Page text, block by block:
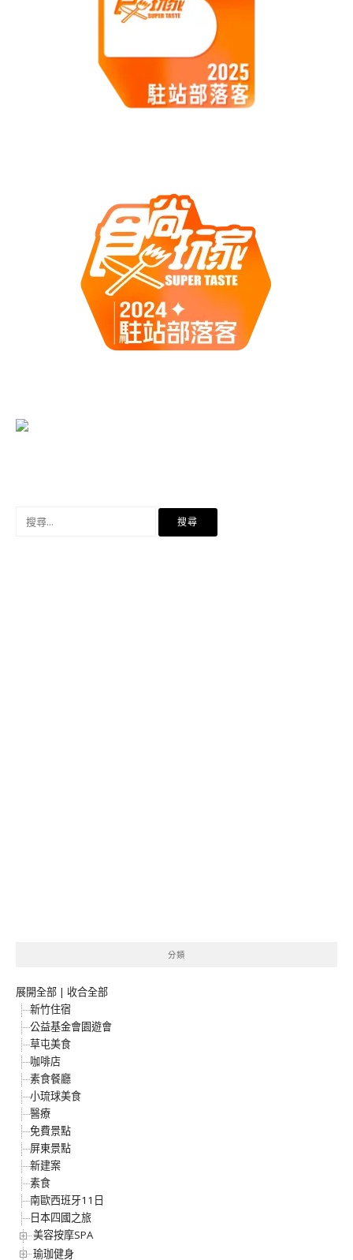
分類
展開全部 | 收合全部
新竹住宿
公益基金會園遊會
草屯美食
咖啡店
素食餐廳
小琉球美食
醫療
免費景點
屏東景點
新建案
素食
南歐西班牙11日
日本四國之旅
美容按摩SPA
瑜珈健身